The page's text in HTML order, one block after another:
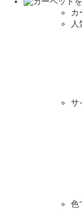
カ
人
サ
色